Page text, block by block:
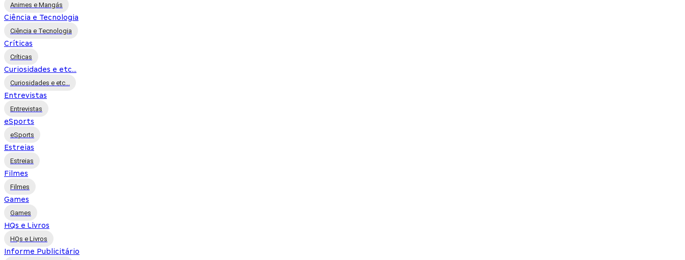
Animes e Mangás
Ciência e Tecnologia
Ciência e Tecnologia
Críticas
Críticas
Curiosidades e etc...
Curiosidades e etc...
Entrevistas
Entrevistas
eSports
eSports
Estreias
Estreias
Filmes
Filmes
Games
Games
HQs e Livros
HQs e Livros
Informe Publicitário